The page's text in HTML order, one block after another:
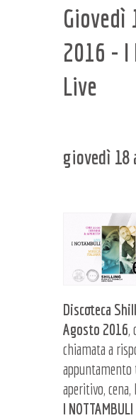
Giovedì
2016 -
Live
giovedì 18
Discoteca
Agosto 2016
chiamata a
appuntamento
aperitivo, cena,
I NOTTAMBULI